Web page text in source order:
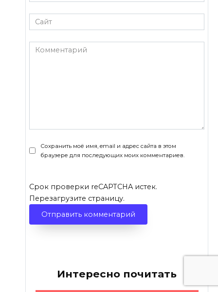
*
Сайт
Комментарий
Сохранить моё имя, email и адрес сайта в этом
браузере для последующих моих комментариев.
Срок проверки reCAPTCHA истек.
Перезагрузите страницу.
Интересно почитать